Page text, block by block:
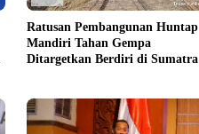
Ratusan Pembangunan Huntap
Mandiri Tahan Gempa
Ditargetkan Berdiri di Sumatra